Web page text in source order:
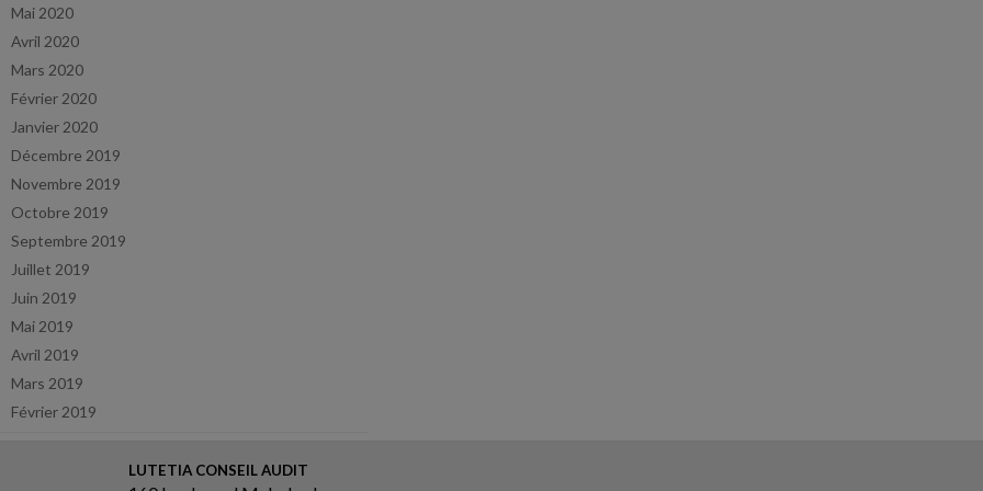
Mai 2020
Avril 2020
Mars 2020
Février 2020
Janvier 2020
Décembre 2019
Novembre 2019
Octobre 2019
Septembre 2019
Juillet 2019
Juin 2019
Mai 2019
Avril 2019
Mars 2019
Février 2019
LUTETIA CONSEIL AUDIT